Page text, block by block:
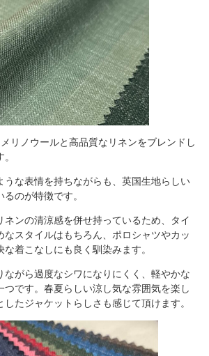
リノウールと高品質なリネンをブレンドし
うな表情を持ちながらも、英国生地らしい
るのが特徴です。
ネンの清涼感を併せ持っているため、タイ
なスタイルはもちろん、ポロシャツやカッ
な着こなしにも良く馴染みます。
ながら過度なシワになりにくく、軽やかな
つです。春夏らしい涼し気な雰囲気を楽し
たジャケットらしさも感じて頂けます。